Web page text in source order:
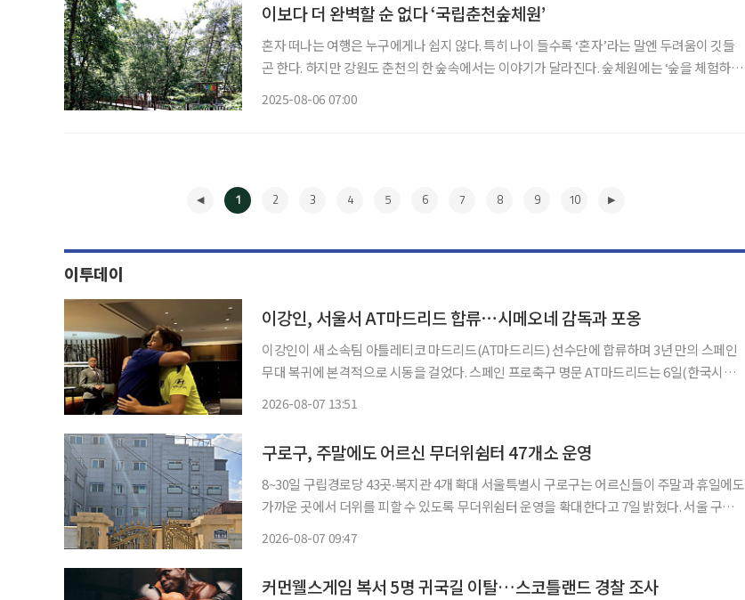
이보다 더 완벽할 순 없다 ‘국립춘천숲체원’
혼자 떠나는 여행은 누구에게나 쉽지 않다. 특히 나이 들수록 ‘혼자’라는 말엔 두려움이 깃들
곤 한다. 하지만 강원도 춘천의 한 숲속에서는 이야기가 달라진다. 숲체원에는 ‘숲을 체험하는
2025-08-06 07:00
1 2 3 4 5 6 7 8 9 10
이투데이
이강인, 서울서 AT마드리드 합류⋯시메오네 감독과 포옹
이강인이 새 소속팀 아틀레티코 마드리드(AT마드리드) 선수단에 합류하며 3년 만의 스페인
무대 복귀에 본격적으로 시동을 걸었다. 스페인 프로축구 명문 AT마드리드는 6일(한국시간)
2026-08-07 13:51
구로구, 주말에도 어르신 무더위쉼터 47개소 운영
8~30일 구립경로당 43곳‧복지관 4개 확대 서울특별시 구로구는 어르신들이 주말과 휴일에도
가까운 곳에서 더위를 피할 수 있도록 무더위쉼터 운영을 확대한다고 7일 밝혔다. 서울 구로
2026-08-07 09:47
커먼웰스게임 복서 5명 귀국길 이탈…스코틀랜드 경찰 조사